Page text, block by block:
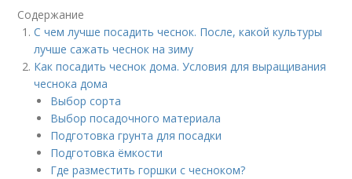
Содержание
С чем лучше посадить чеснок. После, какой культуры
лучше сажать чеснок на зиму
Как посадить чеснок дома. Условия для выращивания
чеснока дома
Выбор сорта
Выбор посадочного материала
Подготовка грунта для посадки
Подготовка ёмкости
Где разместить горшки с чесноком?